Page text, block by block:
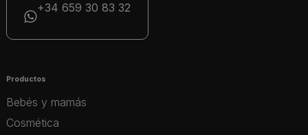
+34 659 30 83 32
Productos
Bebés y mamás
Cosmética